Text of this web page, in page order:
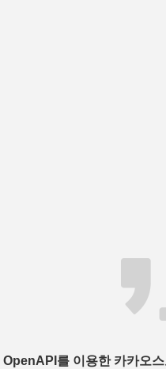
OpenAPI를 이용한 카카오